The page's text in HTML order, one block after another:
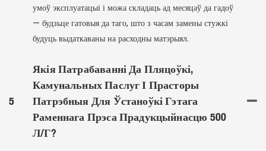
умоў эксплуатацыі і можа складаць ад месяцаў да гадоў
— будзьце гатовыя да таго, што з часам замены стужкі
будуць выдаткаваны на расходны матэрыял.
5
Якія Патрабаванні Да Пляцоўкі,
Камунальных Паслуг І Прасторы
Патрэбныя Для Ўстаноўкі Гэтага
Раменнага Прэса Прадукцыйнасцю 500
Л/г?